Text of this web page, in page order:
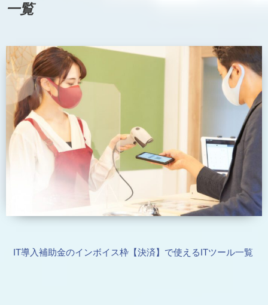
一覧
IT導入補助金のインボイス枠【決済】で使えるITツール一覧